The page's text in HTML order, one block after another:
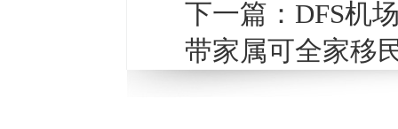
下一篇： DFS机
带家属可全家移